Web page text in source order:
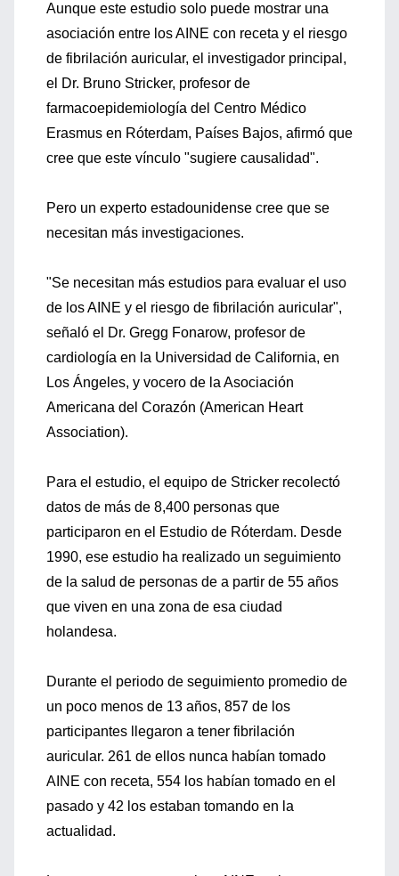
Aunque este estudio solo puede mostrar una
asociación entre los AINE con receta y el riesgo
de fibrilación auricular, el investigador principal,
el Dr. Bruno Stricker, profesor de
farmacoepidemiología del Centro Médico
Erasmus en Róterdam, Países Bajos, afirmó que
cree que este vínculo "sugiere causalidad".
Pero un experto estadounidense cree que se
necesitan más investigaciones.
"Se necesitan más estudios para evaluar el uso
de los AINE y el riesgo de fibrilación auricular",
señaló el Dr. Gregg Fonarow, profesor de
cardiología en la Universidad de California, en
Los Ángeles, y vocero de la Asociación
Americana del Corazón (American Heart
Association).
Para el estudio, el equipo de Stricker recolectó
datos de más de 8,400 personas que
participaron en el Estudio de Róterdam. Desde
1990, ese estudio ha realizado un seguimiento
de la salud de personas de a partir de 55 años
que viven en una zona de esa ciudad
holandesa.
Durante el periodo de seguimiento promedio de
un poco menos de 13 años, 857 de los
participantes llegaron a tener fibrilación
auricular. 261 de ellos nunca habían tomado
AINE con receta, 554 los habían tomado en el
pasado y 42 los estaban tomando en la
actualidad.